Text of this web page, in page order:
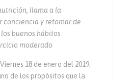
llama a la
conciencia y retomar de
buenos hábitos
moderado
18 de enero del 2019;
de los propósitos que la